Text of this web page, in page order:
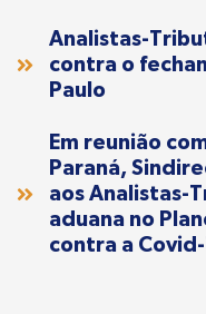
Analistas-
contra o
Paulo
Em reunião
Paraná,
aos Analistas-
aduana no
contra a